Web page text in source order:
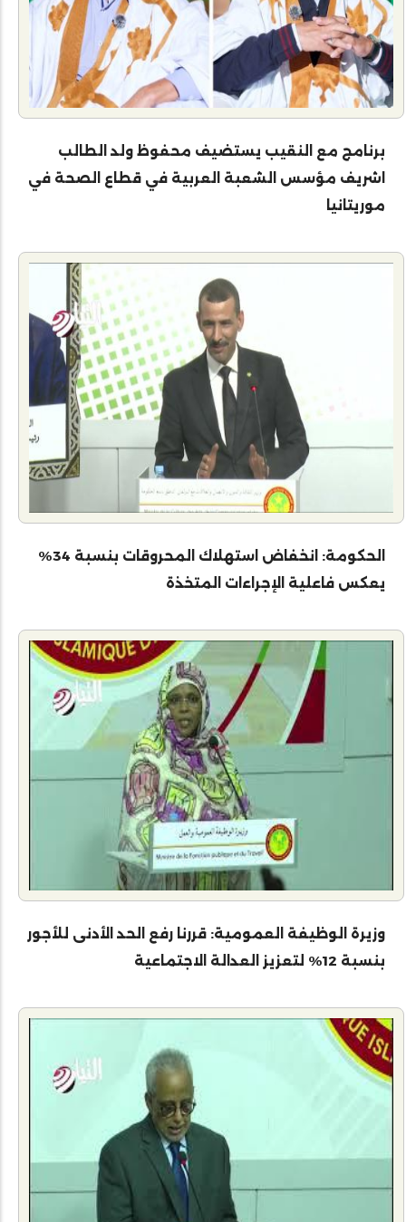
برنامج مع النقيب يستضيف محفوظ ولد الطالب
اشريف مؤسس الشعبة العربية في قطاع الصحة في
موريتانيا
الحكومة: انخفاض استهلاك المحروقات بنسبة 34%
يعكس فاعلية الإجراءات المتخذة
وزيرة الوظيفة العمومية: قررنا رفع الحد الأدنى للأجور
بنسبة 12% لتعزيز العدالة الاجتماعية